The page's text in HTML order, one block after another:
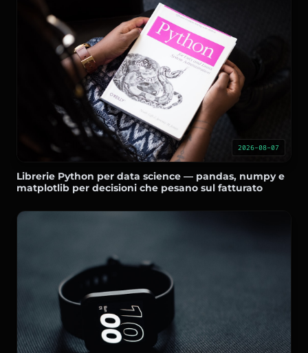
2026-08-07
Librerie Python per data science — pandas, numpy e
matplotlib per decisioni che pesano sul fatturato